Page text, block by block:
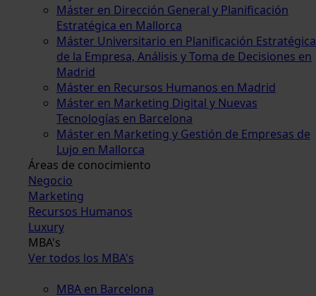
Máster en Dirección General y Planificación
Estratégica en Mallorca
Máster Universitario en Planificación Estratégica
de la Empresa, Análisis y Toma de Decisiones en
Madrid
Máster en Recursos Humanos en Madrid
Máster en Marketing Digital y Nuevas
Tecnologías en Barcelona
Máster en Marketing y Gestión de Empresas de
Lujo en Mallorca
Áreas de conocimiento
Negocio
Marketing
Recursos Humanos
Luxury
MBA's
Ver todos los MBA's
MBA en Barcelona